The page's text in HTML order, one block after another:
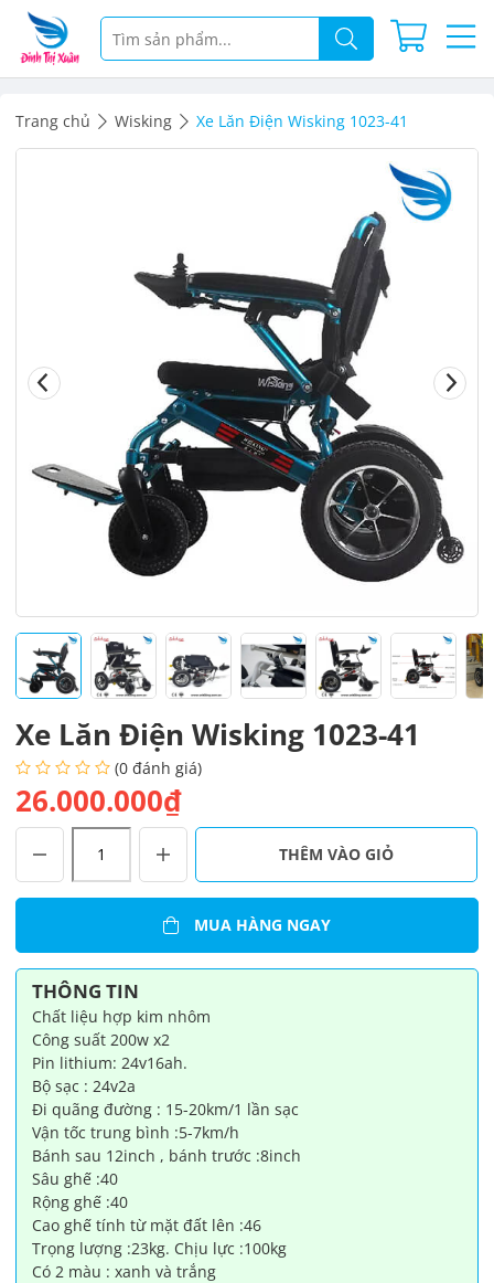
Trang chủ Wisking Xe Lăn Điện Wisking 1023-41
Xe Lăn Điện Wisking 1023-41
(0 đánh giá)
26.000.000₫
Điện
41
số
lượng
THÊM VÀO GIỎ
MUA HÀNG NGAY
THÔNG TIN
Chất liệu hợp kim nhôm
Công suất 200w x2
Pin lithium: 24v16ah.
Bộ sạc : 24v2a
Đi quãng đường : 15-20km/1 lần sạc
Vận tốc trung bình :5-7km/h
Bánh sau 12inch , bánh trước :8inch
Sâu ghế :40
Rộng ghế :40
Cao ghế tính từ mặt đất lên :46
Trọng lượng :23kg. Chịu lực :100kg
Có 2 màu : xanh và trắng